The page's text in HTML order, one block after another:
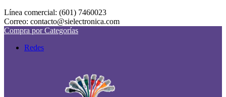
Línea comercial: (601) 7460023
Correo: contacto@sielectronica.com
Compra por Categorías
Redes